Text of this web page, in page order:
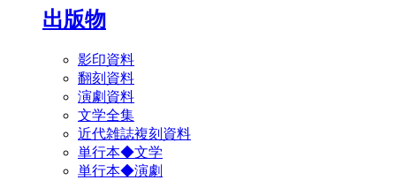
出版物
影印資料
翻刻資料
演劇資料
文学全集
近代雑誌複刻資料
単行本◆文学
単行本◆演劇